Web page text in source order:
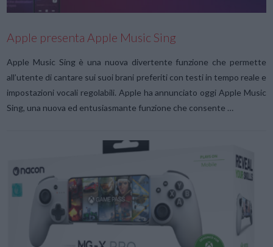
Apple presenta Apple Music Sing
Apple Music Sing è una nuova divertente funzione che permette
all’utente di cantare sui suoi brani preferiti con testi in tempo reale e
impostazioni vocali regolabili. Apple ha annunciato oggi Apple Music
Sing, una nuova ed entusiasmante funzione che consente …